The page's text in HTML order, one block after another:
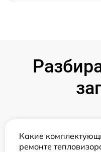
Какие
ремонте